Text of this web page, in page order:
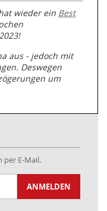
wieder ein Best
aus - jedoch mit
Deswegen
um
Identity (CI)
per E-Mail.
ANMELDEN